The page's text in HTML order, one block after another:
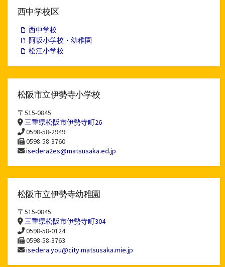
イ
西中学校区
西中学校
阿坂小学校・幼稚園
松江小学校
松阪市立伊勢寺小学校
〒515-0845
三重県松阪市伊勢寺町26
0598-58-2949
0598-58-3760
isedera2es@matsusaka.ed.jp
松阪市立伊勢寺幼稚園
〒515-0845
三重県松阪市伊勢寺町304
0598-58-0124
0598-58-3763
isedera.you@city.matsusaka.mie.jp